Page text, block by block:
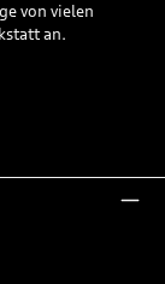
von vielen
an.